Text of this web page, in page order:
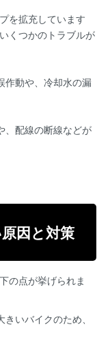
を拡充しています
くつかのトラブルが
作動や、冷却水の漏
、配線の断線などが
因と対策
の点が挙げられま
いバイクのため、